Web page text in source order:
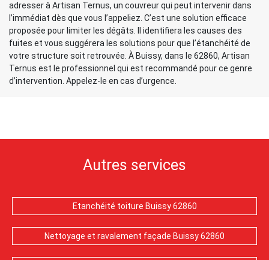
adresser à Artisan Ternus, un couvreur qui peut intervenir dans
l’immédiat dès que vous l’appeliez. C’est une solution efficace
proposée pour limiter les dégâts. Il identifiera les causes des
fuites et vous suggérera les solutions pour que l’étanchéité de
votre structure soit retrouvée. À Buissy, dans le 62860, Artisan
Ternus est le professionnel qui est recommandé pour ce genre
d’intervention. Appelez-le en cas d’urgence.
Autres services
Etanchéité toiture Buissy 62860
Nettoyage et ravalement façade Buissy 62860